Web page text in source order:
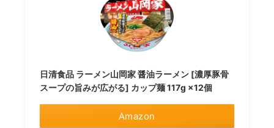
日清食品 ラーメン山岡家 醤油ラーメン [濃厚豚骨
スープの旨みが広がる] カップ麺 117g ×12個
Amazon